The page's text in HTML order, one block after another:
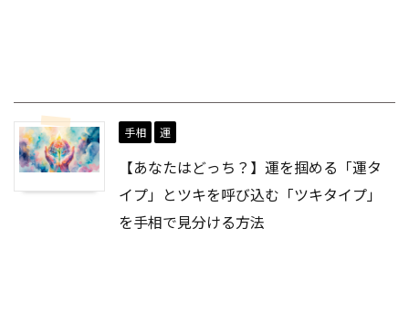
手相 運
【あなたはどっち？】運を掴める「運タ
イプ」とツキを呼び込む「ツキタイプ」
を手相で見分ける方法